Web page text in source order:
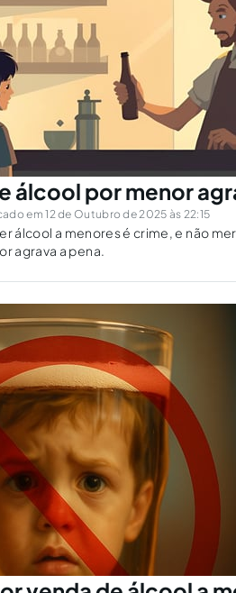
álcool por menor
em 12 de Outubro de 2025 às 22:15
álcool a menores é crime, e não
agrava a pena.